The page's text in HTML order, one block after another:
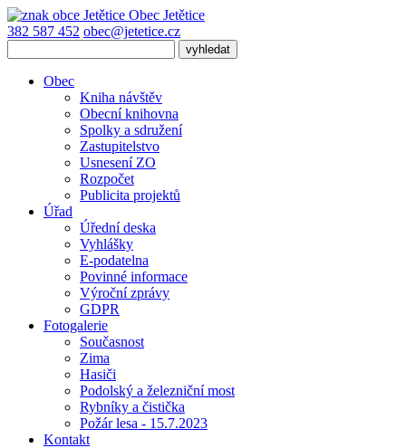
Obec Jetětice
382 587 452 obec@jetetice.cz
Obec
Kniha návštěv
Obecní knihovna
Spolky a sdružení
Zastupitelstvo
Usnesení ZO
Rozpočet
Publicita projektů
Úřad
Úřední deska
Vyhlášky
E-podatelna
Povinné informace
Výroční zprávy
GDPR
Fotogalerie
Současnost
Zima
Hasiči
Podolský a železniční most
Rybníky a čistička
Požár lesa - 15.7.2023
Kontakt